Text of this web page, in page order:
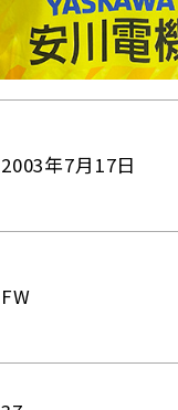
2003年7月17日
FW